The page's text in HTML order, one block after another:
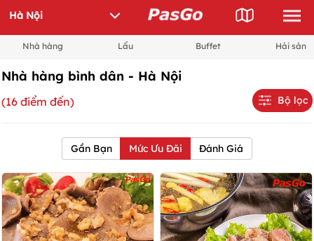
Nhà hàng Lẩu Buffet Hải sản
Nhà hàng bình dân - Hà Nội
(16 điểm đến) Bộ lọc
Gần Bạn Mức Ưu Đãi Đánh Giá